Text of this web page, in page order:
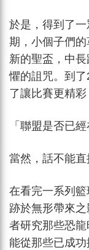
於是，得到了
期，小個子們
新的聖盃，中
懼的詛咒。到
了讓比賽更精彩
「聯盟是否已
當然，話不能直
在看完一系列
跡於無形帶來
者研究那些恐
能從那些已成